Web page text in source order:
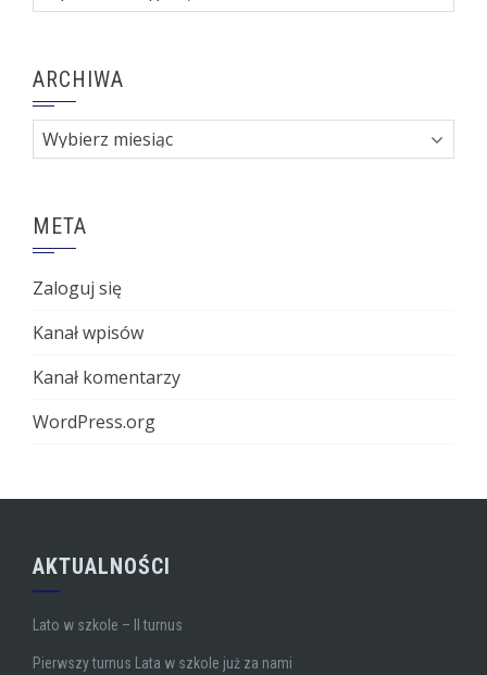
ARCHIWA
Archiwa
META
Zaloguj się
Kanał wpisów
Kanał komentarzy
WordPress.org
AKTUALNOŚCI
Lato w szkole – II turnus
Pierwszy turnus Lata w szkole już za nami